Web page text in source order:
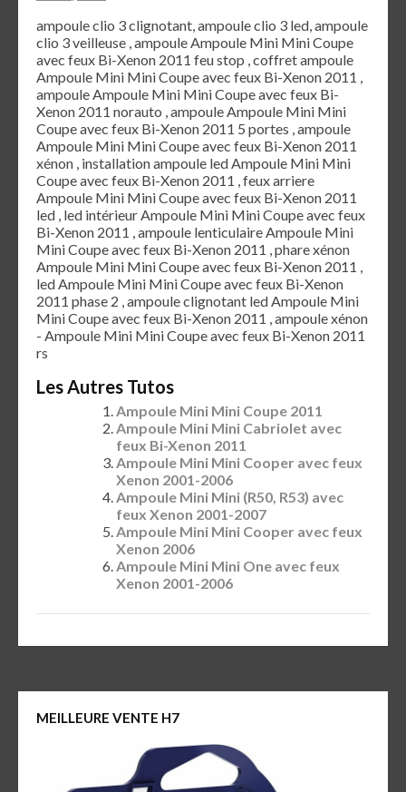
ampoule clio 3 clignotant, ampoule clio 3 led, ampoule
clio 3 veilleuse , ampoule Ampoule Mini Mini Coupe
avec feux Bi-Xenon 2011 feu stop , coffret ampoule
Ampoule Mini Mini Coupe avec feux Bi-Xenon 2011 ,
ampoule Ampoule Mini Mini Coupe avec feux Bi-
Xenon 2011 norauto , ampoule Ampoule Mini Mini
Coupe avec feux Bi-Xenon 2011 5 portes , ampoule
Ampoule Mini Mini Coupe avec feux Bi-Xenon 2011
xénon , installation ampoule led Ampoule Mini Mini
Coupe avec feux Bi-Xenon 2011 , feux arriere
Ampoule Mini Mini Coupe avec feux Bi-Xenon 2011
led , led intérieur Ampoule Mini Mini Coupe avec feux
Bi-Xenon 2011 , ampoule lenticulaire Ampoule Mini
Mini Coupe avec feux Bi-Xenon 2011 , phare xénon
Ampoule Mini Mini Coupe avec feux Bi-Xenon 2011 ,
led Ampoule Mini Mini Coupe avec feux Bi-Xenon
2011 phase 2 , ampoule clignotant led Ampoule Mini
Mini Coupe avec feux Bi-Xenon 2011 , ampoule xénon
- Ampoule Mini Mini Coupe avec feux Bi-Xenon 2011
rs
Les Autres Tutos
Ampoule Mini Mini Coupe 2011
Ampoule Mini Mini Cabriolet avec
feux Bi-Xenon 2011
Ampoule Mini Mini Cooper avec feux
Xenon 2001-2006
Ampoule Mini Mini (R50, R53) avec
feux Xenon 2001-2007
Ampoule Mini Mini Cooper avec feux
Xenon 2006
Ampoule Mini Mini One avec feux
Xenon 2001-2006
MEILLEURE VENTE H7